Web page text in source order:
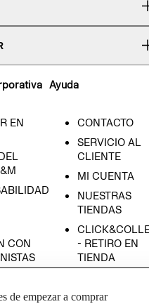
EN
CON
Ayuda
CONTACTO
SERVICIO AL
CLIENTE
MI CUENTA
NUESTRAS
TIENDAS
- RETIRO EN
TIENDA
de empezar a comprar